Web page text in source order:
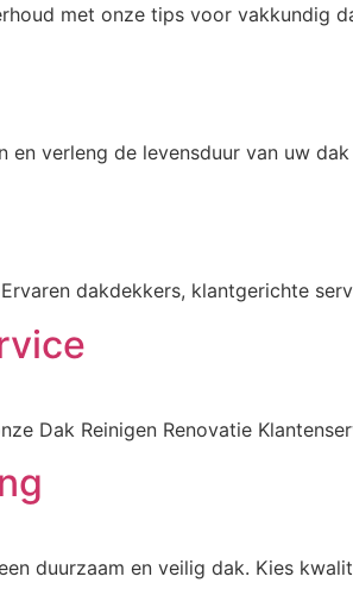
met onze tips voor vakkundig
en verleng de levensduur van uw
dakdekkers, klantgerichte
Dak Reinigen Renovatie
duurzaam en veilig dak. Kies